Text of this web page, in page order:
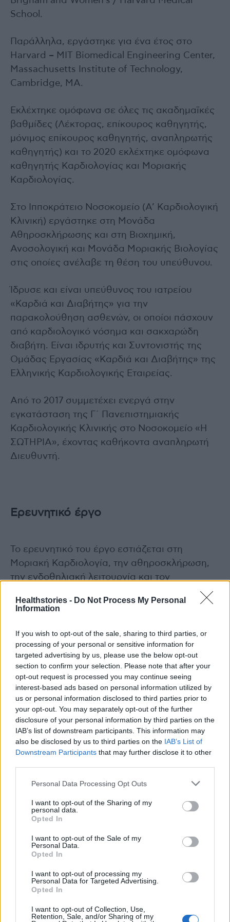
Healthstories - Do Not Process My Personal
Information
If you wish to opt-out of the sale, sharing to third parties, or
processing of your personal or sensitive information for
targeted advertising by us, please use the below opt-out
section to confirm your selection. Please note that after your
opt-out request is processed you may continue seeing
interest-based ads based on personal information utilized by
us or personal information disclosed to third parties prior to
your opt-out. You may separately opt-out of the further
disclosure of your personal information by third parties on the
IAB’s list of downstream participants. This information may
also be disclosed by us to third parties on the IAB’s List of
Downstream Participants that may further disclose it to other
Personal Data Processing Opt Outs
I want to opt-out of the Sharing of my
personal data.
Opted In
I want to opt-out of the Sale of my
Personal Data.
Opted In
I want to opt-out of processing my
Personal Data for Targeted Advertising.
Opted In
I want to opt-out of Collection, Use,
Retention, Sale, and/or Sharing of my
School.
Παράλληλα, εργάστηκε για ένα έτος στο
Harvard – MIT Biomedical Engineering Center,
Massachusetts Institute of Technology,
Cambridge, MA.
Εκλέχτηκε ομόφωνα σε όλες τις ακαδημαϊκές
βαθμίδες (Λέκτορας, επίκουρος καθηγητής,
μόνιμος επίκουρος καθηγητής, αναπληρωτής
καθηγητής) και το 2020 εκλέχτηκε ομόφωνα
καθηγητής Καρδιολογίας και Μοριακής
Καρδιολογίας.
Στο Ιπποκράτειο Νοσοκομείο (A’ Καρδιολογική
Κλινική) εργάστηκε στη Μονάδα
Αθηροσκλήρωσης και στη Βιοχημική,
Ανοσολογική και Μονάδα Μοριακής Βιολογίας
στις οποίες ανέλαβε τη θέση του υπεύθυνου.
Ίδρυσε και είναι υπεύθυνος του ιατρείου
«Καρδιά και Διαβήτης» για την
παρακολούθηση ασθενών, οι οποίοι πάσχουν
από καρδιολογικό νόσημα και σακχαρώδη
διαβήτη. Είναι ιδρυτής και Συντονιστής της
Ομάδας Εργασίας «Καρδιά και Διαβήτης» της
Ελληνικής Καρδιολογικής Εταιρείας.
Από το 2017 συμμετέχει ενεργά στην
εγκατάσταση της Γ΄ Πανεπιστημιακής
Καρδιολογικής Κλινικής στο Νοσοκομείο «Η
ΣΩΤΗΡΙΑ», έχοντας καθήκοντα αναπληρωτή
Διευθυντή.
Ερευνητικό έργο
Το ερευνητικό του έργο εστιάζεται στη
Μοριακή Καρδιολογία, την αθηροσκλήρωση,
την ενδοθηλιακή λειτουργία και τον
καρδιαγγειακή νόσο. Ήταν επικεφαλής σε
της Mayo Clinic όταν προτάθηκε νέος
μηχανισμός ανάπτυξης της αθηροσκλήρωσης
στις στεφανιαίες αρτηρίες, ως αποτέλεσμα
της ενδοθηλιακής δυσλειτουργίας στην
μικροκυκλοφορία και της μείωσης του
ενδοθηλιακού shear stress.
Η συγκεκριμένη πρωτότυπη μελέτη
δημοσιεύτηκε το 2018 στο περιοδικό JACC
(Impact factor: 20.589) και επιλέχθηκε ως μία
ίδιο έτος. Έχει συμμετάσχει με ομιλίες και
πάνω από 200 παρουσιάσεις (abstracts) σε
σημαντικά διεθνή συνέδρια του εξωτερικού.
Έχει συγγράψει 12 κεφάλαια σε ξενόγλωσσα
επιστημονικά συγγράμματα και είναι επί επτά
Νοσήματα στο διεθνές επιστημονικό
περιοδικό Current Medicinal Chemistry (Impact
factor: 4.184). Το δημοσιευμένο επιστημονικό